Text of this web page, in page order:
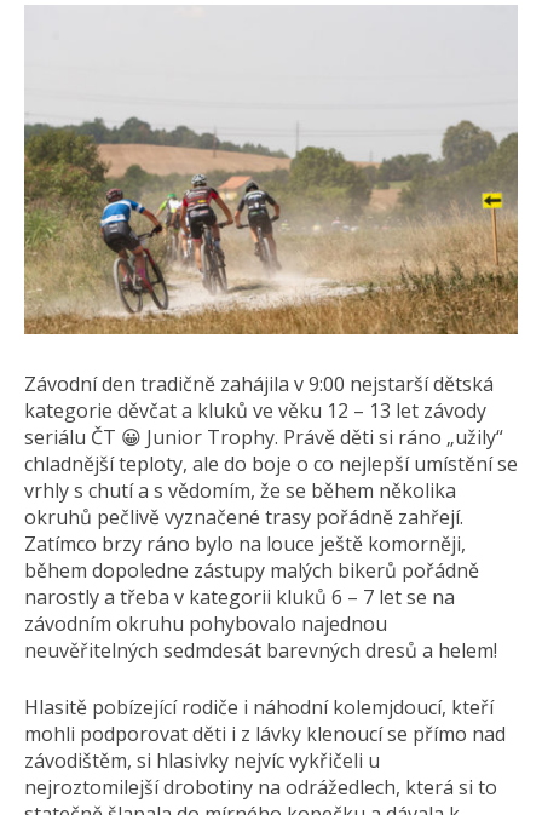
Závodní den tradičně zahájila v 9:00 nejstarší dětská
kategorie děvčat a kluků ve věku 12 – 13 let závody
seriálu ČT 😀 Junior Trophy. Právě děti si ráno „užily“
chladnější teploty, ale do boje o co nejlepší umístění se
vrhly s chutí a s vědomím, že se během několika
okruhů pečlivě vyznačené trasy pořádně zahřejí.
Zatímco brzy ráno bylo na louce ještě komorněji,
během dopoledne zástupy malých bikerů pořádně
narostly a třeba v kategorii kluků 6 – 7 let se na
závodním okruhu pohybovalo najednou
neuvěřitelných sedmdesát barevných dresů a helem!
Hlasitě pobízející rodiče i náhodní kolemjdoucí, kteří
mohli podporovat děti i z lávky klenoucí se přímo nad
závodištěm, si hlasivky nejvíc vykřičeli u
nejroztomilejší drobotiny na odrážedlech, která si to